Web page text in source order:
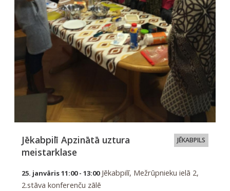
JĒKABPILS
Jēkabpilī Apzinātā uztura
meistarklase
25. janvāris 11:00 - 13:00Jēkabpilī, Mežrūpnieku ielā 2,
2.stāva konferenču zālē